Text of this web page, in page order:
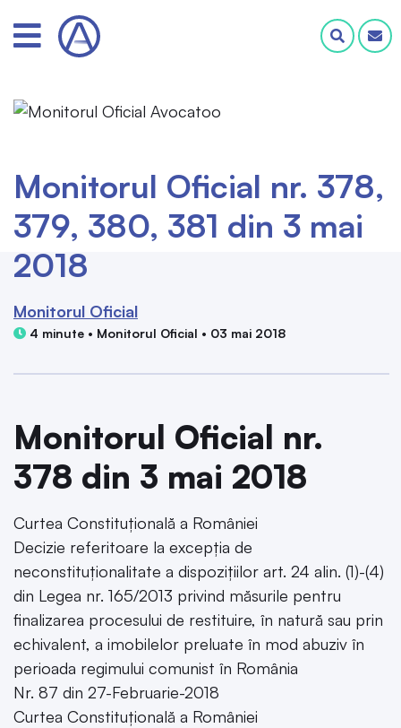
Monitorul Oficial nr. 378,
379, 380, 381 din 3 mai
2018
Monitorul Oficial
4 minute • Monitorul Oficial • 03 mai 2018
Monitorul Oficial nr.
378 din 3 mai 2018
Curtea Constituțională a României
Decizie referitoare la excepția de
neconstituționalitate a dispozițiilor art. 24 alin. (1)-(4)
din Legea nr. 165/2013 privind măsurile pentru
finalizarea procesului de restituire, în natură sau prin
echivalent, a imobilelor preluate în mod abuziv în
perioada regimului comunist în România
Nr. 87 din 27-Februarie-2018
Curtea Constituțională a României